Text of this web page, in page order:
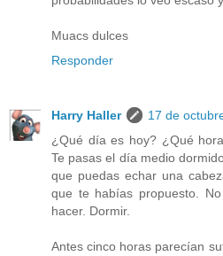
Muacs dulces
Responder
Harry Haller
17 de
¿Qué día es hoy? ¿Qué
Te pasas el día medio
que puedas echar una
que te habías propuesto.
hacer. Dormir.
Antes cinco horas parecían